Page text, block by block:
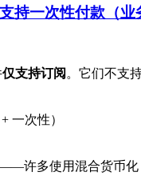
持一次性付款（业
仅支持订阅 。它们不支持
一次性）
许多使用混合货币化